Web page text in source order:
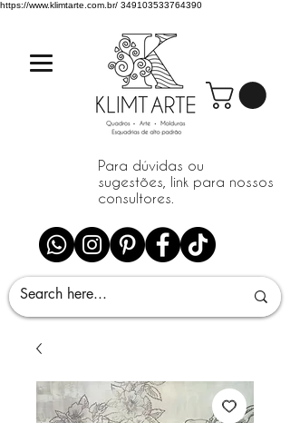
https://www.klimtarte.com.br/ 349103533764390
Para dúvidas ou
sugestões, link para nossos
consultores.